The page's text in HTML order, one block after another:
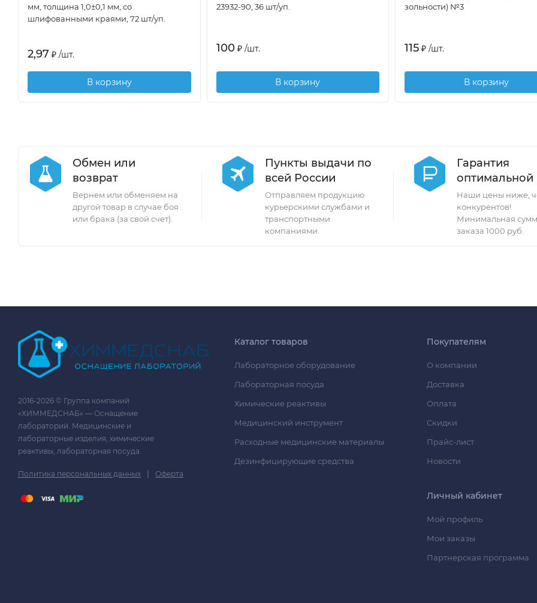
мм, толщина 1,0±0,1 мм, со
шлифованными краями, 72 шт/уп.
2,97 ₽ /шт.
В корзину
23932-90, 36 шт/уп.
100 ₽ /шт.
В корзину
зольности) №3
115 ₽ /шт.
В корзину
Обмен или
возврат
Вернем или обменяем на
другой товар в случае боя
или брака (за свой счет).
Пункты выдачи по
всей России
Отправляем продукцию
курьерскими службами и
транспортными
компаниями.
Гарантия
оптимальной
Наши цены ниже,
конкурентов!
Минимальная
заказа 1000 руб.
2016-2026 © Группа компаний
«ХИММЕДСНАБ» — Оснащение
лабораторий. Медицинские и
лабораторные изделия, химические
реактивы, лабораторная посуда.
Политика персональных данных | Оферта
Каталог товаров
Лабораторное оборудование
Лабораторная посуда
Химические реактивы
Медицинский инструмент
Расходные медицинские материалы
Дезинфицирующие средства
Покупателям
О компании
Доставка
Оплата
Скидки
Прайс-лист
Новости
Личный кабинет
Мой профиль
Мои заказы
Партнерская программа